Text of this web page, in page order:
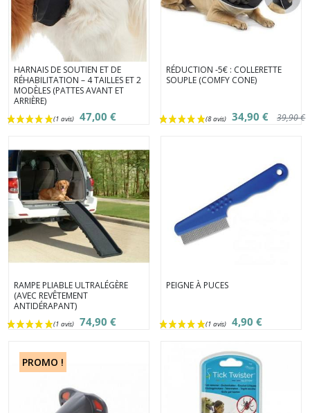
(2 avis)
HARNAIS DE SOUTIEN ET DE
RÉHABILITATION – 4 TAILLES ET 2
MODÈLES (PATTES AVANT ET
ARRIÈRE)
47,00 €
RÉDUCTION -5€ : COLLERETTE
SOUPLE (COMFY CONE)
34,90 € 39,90 €
RAMPE PLIABLE ULTRALÉGÈRE
(AVEC REVÊTEMENT
ANTIDÉRAPANT)
74,90 €
PEIGNE À PUCES
4,90 €
PROMO !